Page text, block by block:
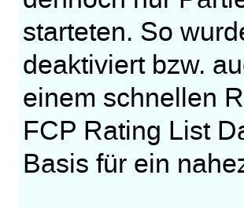
starteten. So
deaktiviert bzw.
einem schnellen
FCP Rating List
Basis für ein